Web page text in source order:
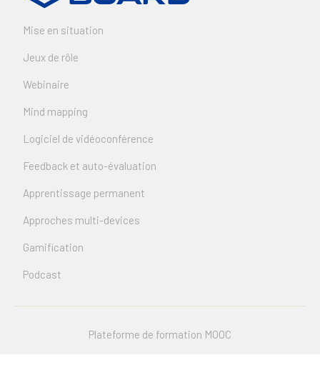
Mise en situation
Jeux de rôle
Webinaire
Mind mapping
Logiciel de vidéoconférence
Feedback et auto-évaluation
Apprentissage permanent
Approches multi-devices
Gamification
Podcast
Plateforme de formation MOOC